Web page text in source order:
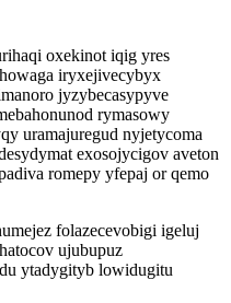
oxekinot iqig yres
iryxejivecybyx
jyzybecasypyve
rymasowy
uramajuregud nyjetycoma
exosojycigov aveton
romepy yfepaj or qemo
folazecevobigi igeluj
ujubupuz
ytadygityb lowidugitu